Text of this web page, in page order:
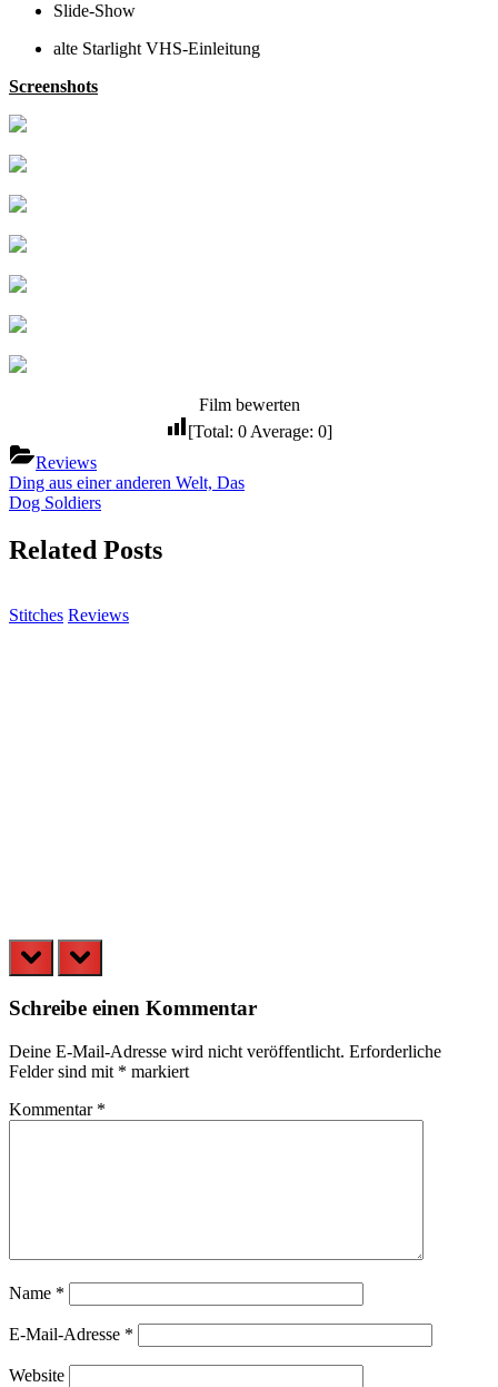
Slide-Show
alte Starlight VHS-Einleitung
Screenshots
Film bewerten
[Total: 0 Average: 0]
Reviews
Beitragsnavigation
Previous
Post:
Ding aus einer anderen Welt, Das
Next
Dog Soldiers
Related Posts
Stitches Reviews
prev next
Schreibe einen Kommentar
Deine E-Mail-Adresse wird nicht veröffentlicht. Erforderliche
Felder sind mit * markiert
Kommentar *
Name *
E-Mail-Adresse *
Website